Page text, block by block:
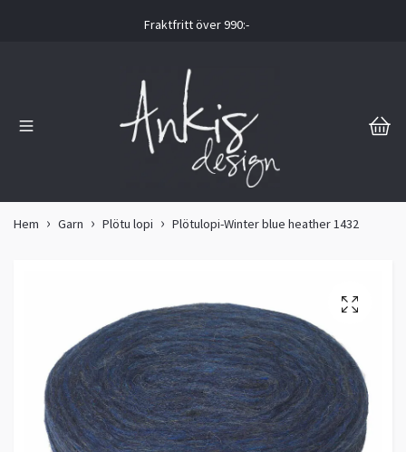
Fraktfritt över 990:-
Hem Garn Plötu lopi Plötulopi-Winter blue heather 1432